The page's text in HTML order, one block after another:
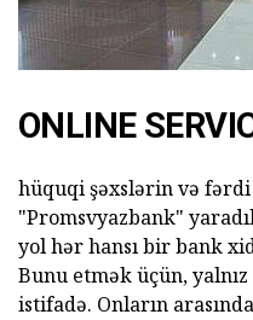
ONLINE
hüquqi şəxslərin və
"Promsvyazbank"
yol hər hansı bir bank
Bunu etmək üçün,
istifadə. Onların